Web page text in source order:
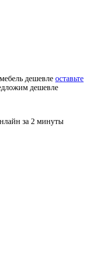
дешевле оставьте
дешевле
за 2 минуты